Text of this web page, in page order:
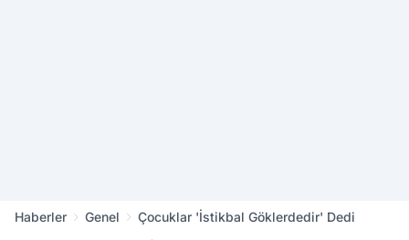
Haberler Genel Çocuklar 'İstikbal Göklerdedir' Dedi